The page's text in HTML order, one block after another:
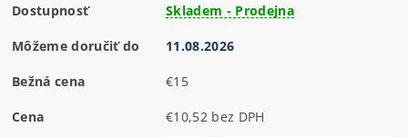
Dostupnosť Skladem - Prodejna
Môžeme doručiť do 11.08.2026
Bežná cena €15
Cena €10,52 bez DPH